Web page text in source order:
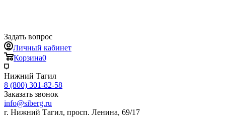
Задать вопрос
Личный кабинет
Корзина0
Нижний Тагил
8 (800) 301-82-58
Заказать звонок
info@siberg.ru
г. Нижний Тагил, просп. Ленина, 69/17